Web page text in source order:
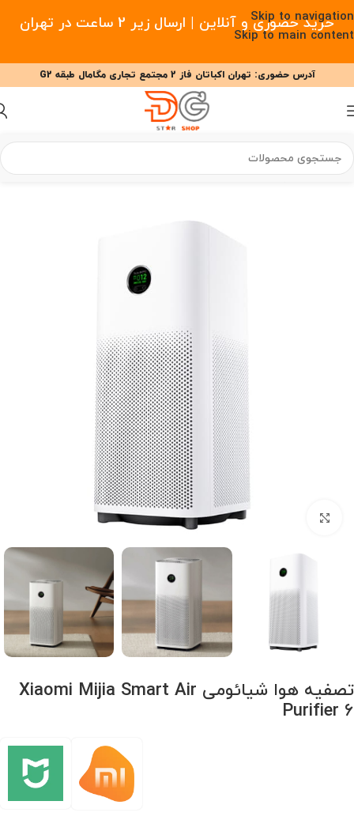
Skip to navigation
Skip to main content
خرید حضوری و آنلاین | ارسال زیر 2 ساعت در تهران
09377477910 - 09127708341 علیزاده
آدرس حضوری: تهران اکباتان فاز 2 مجتمع تجاری مگامال طبقه G2
خانه/هوای پاک/تصفیه هوا/تصفیه هوا شیائومی
برای بزرگنمایی کلیک کنید
تصفیه هوا شیائومی Xiaomi Mijia Smart Air
Purifier 6